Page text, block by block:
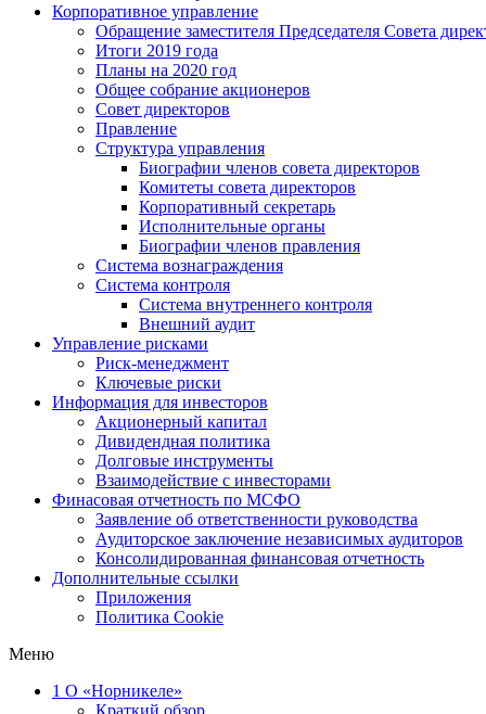
Корпоративное управление
Обращение заместителя Председателя Совета
Итоги 2019 года
Планы на 2020 год
Общее собрание акционеров
Совет директоров
Правление
Структура управления
Биографии членов совета директоров
Комитеты совета директоров
Корпоративный секретарь
Исполнительные органы
Биографии членов правления
Система вознаграждения
Система контроля
Система внутреннего контроля
Внешний аудит
Управление рисками
Риск-менеджмент
Ключевые риски
Информация для инвесторов
Акционерный капитал
Дивидендная политика
Долговые инструменты
Взаимодействие с инвеcторами
Финасовая отчетность по МСФО
Заявление об ответственности руководства
Аудиторское заключение независимых аудиторов
Консолидированная финансовая отчетность
Дополнительные ссылки
Приложения
Политика Cookie
Меню
1 О «Норникеле»
Краткий обзор